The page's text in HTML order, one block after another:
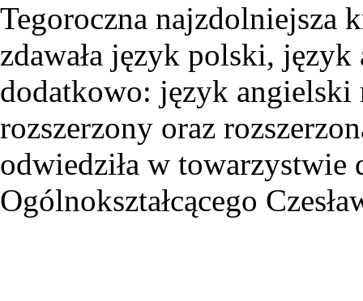
Tegoroczna najzdolniejsza
zdawała język polski,
dodatkowo: język
rozszerzony oraz
odwiedziła w
Ogólnokształcącego